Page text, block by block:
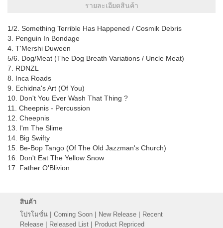
รายละเอียดสินค้า
1/2. Something Terrible Has Happened / Cosmik Debris
3. Penguin In Bondage
4. T'Mershi Duween
5/6. Dog/Meat (The Dog Breath Variations / Uncle Meat)
7. RDNZL
8. Inca Roads
9. Echidna's Art (Of You)
10. Don't You Ever Wash That Thing ?
11. Cheepnis - Percussion
12. Cheepnis
13. I'm The Slime
14. Big Swifty
15. Be-Bop Tango (Of The Old Jazzman's Church)
16. Don't Eat The Yellow Snow
17. Father O'Blivion
สินค้า
โปรโมชั่น | Coming Soon | New Release | Recent
Release | Released List | Product Repriced